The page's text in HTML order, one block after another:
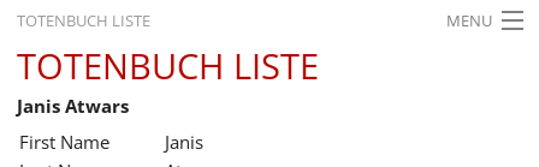
TOTENBUCH LISTE MENU
STARTSEITE
AUSSTELLUNGEN
TOTENBUCH LISTE
Janis Atwars
First Name
Janis